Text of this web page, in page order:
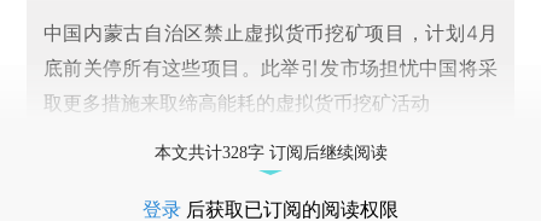
中国内蒙古自治区禁止虚拟货币挖矿项目，计划4月
底前关停所有这些项目。此举引发市场担忧中国将采
取更多措施来取缔高能耗的虚拟货币挖矿活动
本文共计328字 订阅后继续阅读
登录 后获取已订阅的阅读权限